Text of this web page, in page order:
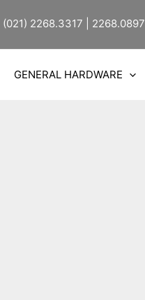
(021) 2268.3317 | 2268.0897
GENERAL HARDWARE